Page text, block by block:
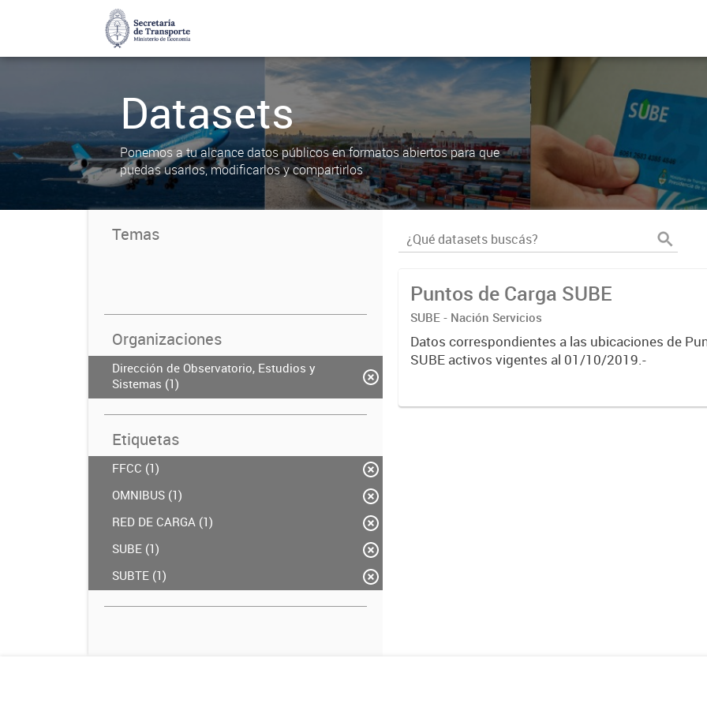
Datasets
Ponemos a tu alcance datos públicos en formatos abiertos para que
puedas usarlos, modificarlos y compartirlos
Temas
Organizaciones
Dirección de Observatorio, Estudios y
Sistemas (1)
Etiquetas
FFCC (1)
OMNIBUS (1)
RED DE CARGA (1)
SUBE (1)
SUBTE (1)
Puntos de Carga SUBE
SUBE - Nación Servicios
Datos correspondientes a las ubicaciones de
SUBE activos vigentes al 01/10/2019.-